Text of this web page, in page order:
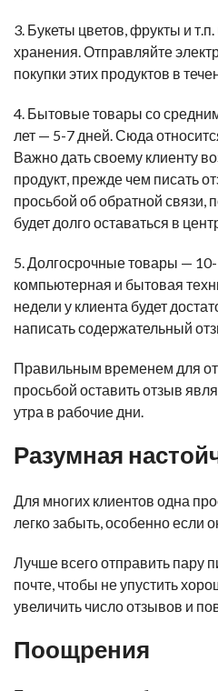
3. Букеты цветов, фрукты и
хранения. Отправляйте
покупки этих продуктов в
4. Бытовые товары со
лет — 5-7 дней. Сюда
Важно дать своему клиенту
продукт, прежде чем писать
просьбой об обратной связи,
будет долго оставаться в
5. Долгосрочные товары —
компьютерная и бытовая
недели у клиента будет
написать содержательный
Правильным временем для
просьбой оставить отзыв
утра в рабочие дни.
Разумная
Для многих клиентов одна
легко забыть, особенно если
Лучше всего отправить пару
почте, чтобы не упустить
увеличить число отзывов и
Поощрения